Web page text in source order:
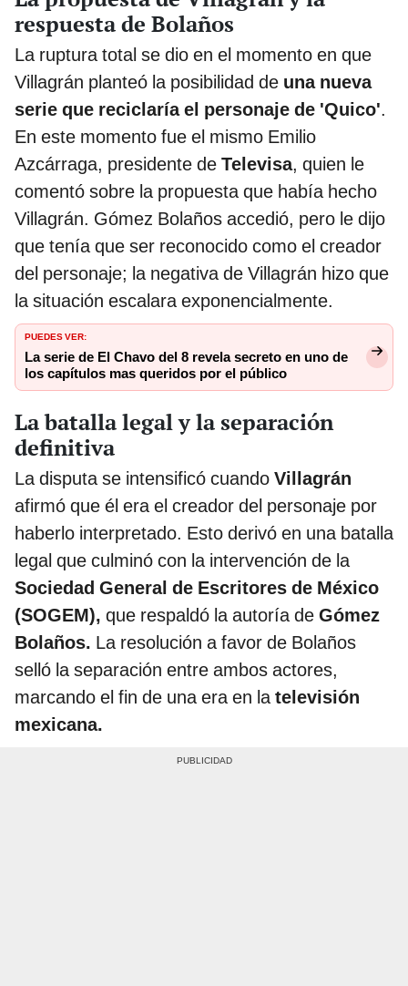
respuesta de Bolaños
La ruptura total se dio en el momento en que
Villagrán planteó la posibilidad de una nueva
serie que reciclaría el personaje de 'Quico'.
En este momento fue el mismo Emilio
Azcárraga, presidente de Televisa, quien le
comentó sobre la propuesta que había hecho
Villagrán. Gómez Bolaños accedió, pero le dijo
que tenía que ser reconocido como el creador
del personaje; la negativa de Villagrán hizo que
la situación escalara exponencialmente.
PUEDES VER:
La serie de El Chavo del 8 revela secreto en uno de
los capítulos mas queridos por el público
La batalla legal y la separación
definitiva
La disputa se intensificó cuando Villagrán
afirmó que él era el creador del personaje por
haberlo interpretado. Esto derivó en una batalla
legal que culminó con la intervención de la
Sociedad General de Escritores de México
(SOGEM), que respaldó la autoría de Gómez
Bolaños. La resolución a favor de Bolaños
selló la separación entre ambos actores,
marcando el fin de una era en latelevisión
mexicana.